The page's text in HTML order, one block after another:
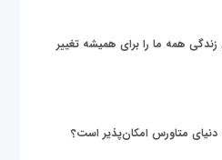
همه ما را برای همیشه تغییر
دنیای متاورس امکان‌پذیر است؟